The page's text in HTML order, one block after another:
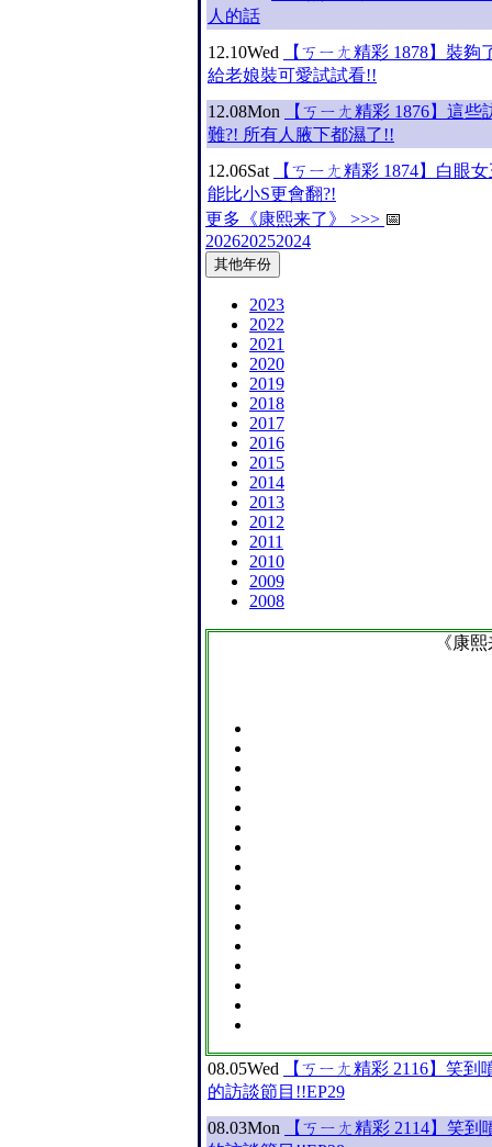
人的話
12.10Wed
【ㄎㄧㄤ精彩 1878】裝夠
給老娘裝可愛試試看!!
12.08Mon
【ㄎㄧㄤ精彩 1876】這些
難?! 所有人腋下都濕了!!
12.06Sat
【ㄎㄧㄤ精彩 1874】白眼
能比小S更會翻?!
更多《康熙来了》 >>> 📅
202620252024
其他年份
2023
2022
2021
2020
2019
2018
2017
2016
2015
2014
2013
2012
2011
2010
2009
2008
《康
08.05Wed
【ㄎㄧㄤ精彩 2116】笑到
的訪談節目!!EP29
08.03Mon
【ㄎㄧㄤ精彩 2114】笑